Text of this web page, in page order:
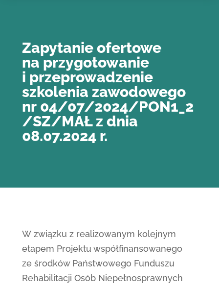
Zapytanie ofertowe
na przygotowanie
i przeprowadzenie
szkolenia zawodowego
nr 04/07/2024/PON1_2
/SZ/MAŁ z dnia
08.07.2024 r.
W związku z realizowanym kolejnym
etapem Projektu współfinansowanego
ze środków Państwowego Funduszu
Rehabilitacji Osób Niepełnosprawnych